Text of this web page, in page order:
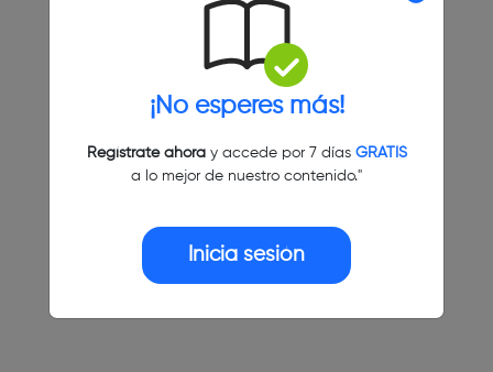
¡No esperes más!
Regístrate ahoray accede por 7 días GRATIS
a lo mejor de nuestro contenido."
Inicia sesión